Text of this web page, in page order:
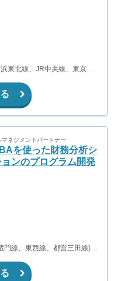
東北線、JR中央線、東京メ
徒歩8分(都営新宿線)
ネジメントパートナー
を使った財務分析シ
ョンのプログラム開発
門線、東西線、都営三田線)
中央線、銀座線)